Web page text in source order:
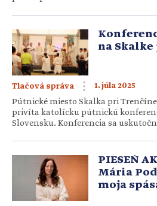
členným orchestrom a
Nebude chýbať ani Sima
Zubajová, Slávka Tkáčová,
Davidd a Augustin ani dlhoročné
na
Tlačová správa 1. júla 2025
Pútnické miesto Skalka pri
privíta katolícku pútnickú
Slovensku. Konferencia sa
tiež s paralelným programom pre
prijali pozvanie vzácni hostia.
celebrovať pomocný nitriansky […]
PIESEŇ
Mária
moja